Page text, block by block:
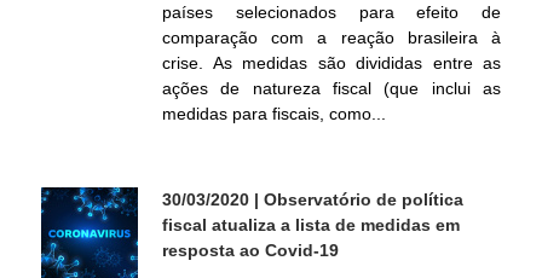
países selecionados para efeito de
comparação com a reação brasileira à
crise. As medidas são divididas entre as
ações de natureza fiscal (que inclui as
medidas para fiscais, como...
30/03/2020 | Observatório de política
fiscal atualiza a lista de medidas em
resposta ao Covid-19